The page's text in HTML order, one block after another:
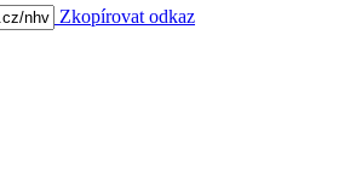
Zkopírovat odkaz